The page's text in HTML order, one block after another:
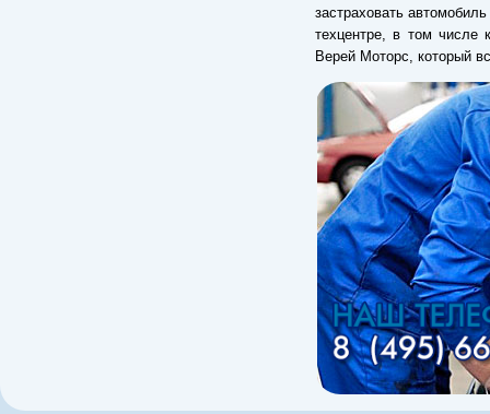
застраховать
техцентре, в том
Верей Моторс, который